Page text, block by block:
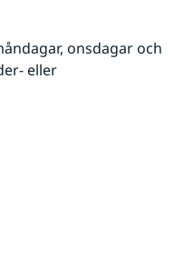
onsdagar och
eller